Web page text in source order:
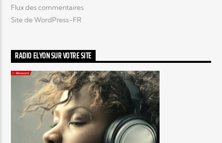
Flux des commentaires
Site de WordPress-FR
RADIO ELYON SUR VOTRE SITE